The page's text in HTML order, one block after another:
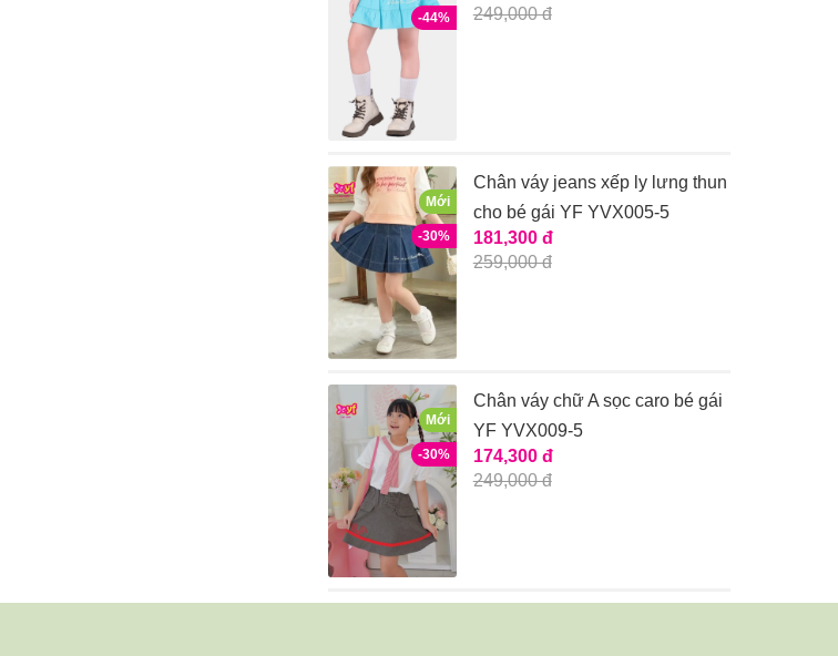
-44%
249,000 đ
Mới
-30%
Chân váy jeans xếp ly lưng thun
cho bé gái YF YVX005-5
181,300 đ
259,000 đ
Mới
-30%
Chân váy chữ A sọc caro bé gái
YF YVX009-5
174,300 đ
249,000 đ